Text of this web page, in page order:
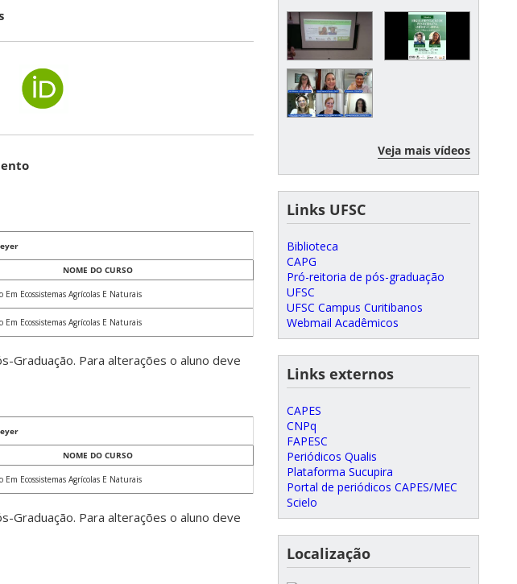
NOME DO CURSO
Em Ecossistemas Agrícolas E Naturais
Em Ecossistemas Agrícolas E Naturais
Graduação. Para alterações o aluno deve
NOME DO CURSO
Em Ecossistemas Agrícolas E Naturais
Graduação. Para alterações o aluno deve
Veja mais vídeos
Links UFSC
Biblioteca
CAPG
Pró-reitoria de pós-graduação
UFSC
UFSC Campus Curitibanos
Webmail Acadêmicos
Links externos
CAPES
CNPq
FAPESC
Periódicos Qualis
Plataforma Sucupira
Portal de periódicos CAPES/MEC
Scielo
Localização